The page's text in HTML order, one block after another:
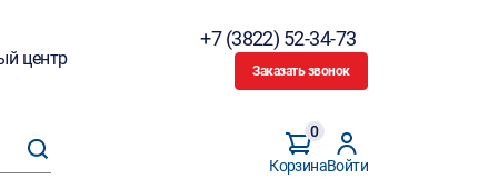
центр
+7 (3822) 52-34-73
Заказать звонок
Корзина
0
Войти